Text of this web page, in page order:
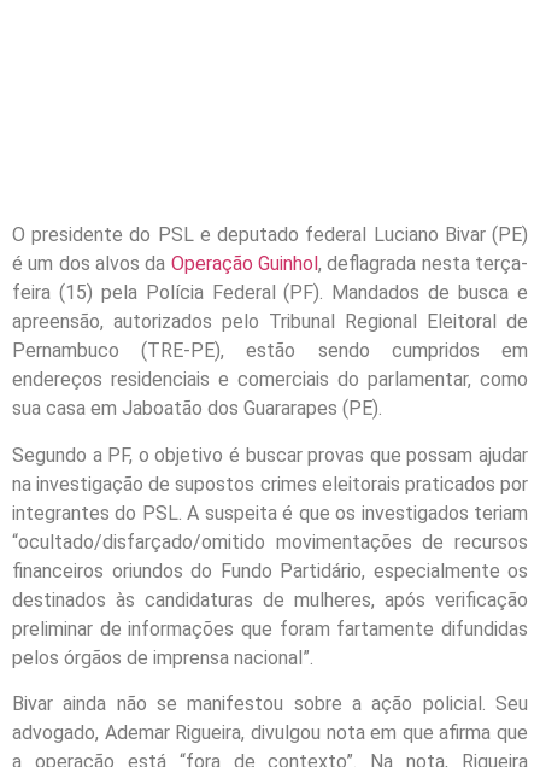
O presidente do PSL e deputado federal Luciano Bivar (PE)
é um dos alvos da Operação Guinhol, deflagrada nesta terça-
feira (15) pela Polícia Federal (PF). Mandados de busca e
apreensão, autorizados pelo Tribunal Regional Eleitoral de
Pernambuco (TRE-PE), estão sendo cumpridos em
endereços residenciais e comerciais do parlamentar, como
sua casa em Jaboatão dos Guararapes (PE).
Segundo a PF, o objetivo é buscar provas que possam ajudar
na investigação de supostos crimes eleitorais praticados por
integrantes do PSL. A suspeita é que os investigados teriam
“ocultado/disfarçado/omitido movimentações de recursos
financeiros oriundos do Fundo Partidário, especialmente os
destinados às candidaturas de mulheres, após verificação
preliminar de informações que foram fartamente difundidas
pelos órgãos de imprensa nacional”.
Bivar ainda não se manifestou sobre a ação policial. Seu
advogado, Ademar Rigueira, divulgou nota em que afirma que
a operação está “fora de contexto”. Na nota, Rigueira